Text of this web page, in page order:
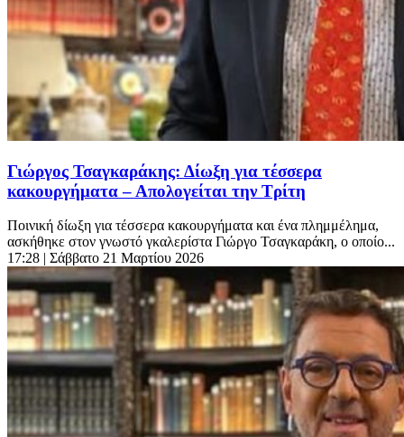
Γιώργος Τσαγκαράκης: Δίωξη για τέσσερα
κακουργήματα – Απολογείται την Τρίτη
Ποινική δίωξη για τέσσερα κακουργήματα και ένα πλημμέλημα,
ασκήθηκε στον γνωστό γκαλερίστα Γιώργο Τσαγκαράκη, ο οποίο...
17:28 | Σάββατο 21 Μαρτίου 2026